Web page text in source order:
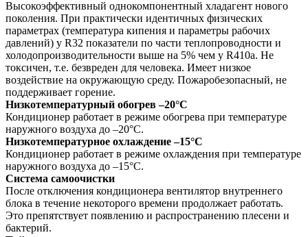
Высокоэффективный однокомпонентный хладагент нового
поколения. При практически идентичных физических
параметрах (температура кипения и параметры рабочих
давлений) у R32 показатели по части теплопроводности и
холодопроизводительности выше на 5% чем у R410а. Не
токсичен, т.е. безвреден для человека. Имеет низкое
воздействие на окружающую среду. Пожаробезопасный, не
поддерживает горение.
Низкотемпературный обогрев –20°C
Кондиционер работает в режиме обогрева при температуре
наружного воздуха до –20°C.
Низкотемпературное охлаждение –15°C
Кондиционер работает в режиме охлаждения при температуре
наружного воздуха до –15°C.
Система самоочистки
После отключения кондиционера вентилятор внутреннего
блока в течение некоторого времени продолжает работать.
Это препятствует появлению и распространению плесени и
бактерий.